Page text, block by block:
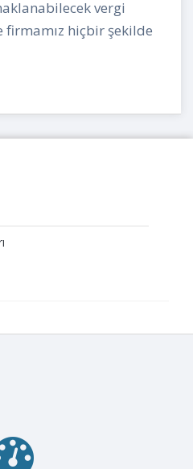
vergi
firmamız hiçbir şekilde